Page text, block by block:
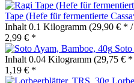
Tape (Hefe für fermentierte
Inhalt 0.1 Kilogramm (29,90 € *
2,99 € *
Inhalt 0.04 Kilogramm (29,75 €
1,19 € *